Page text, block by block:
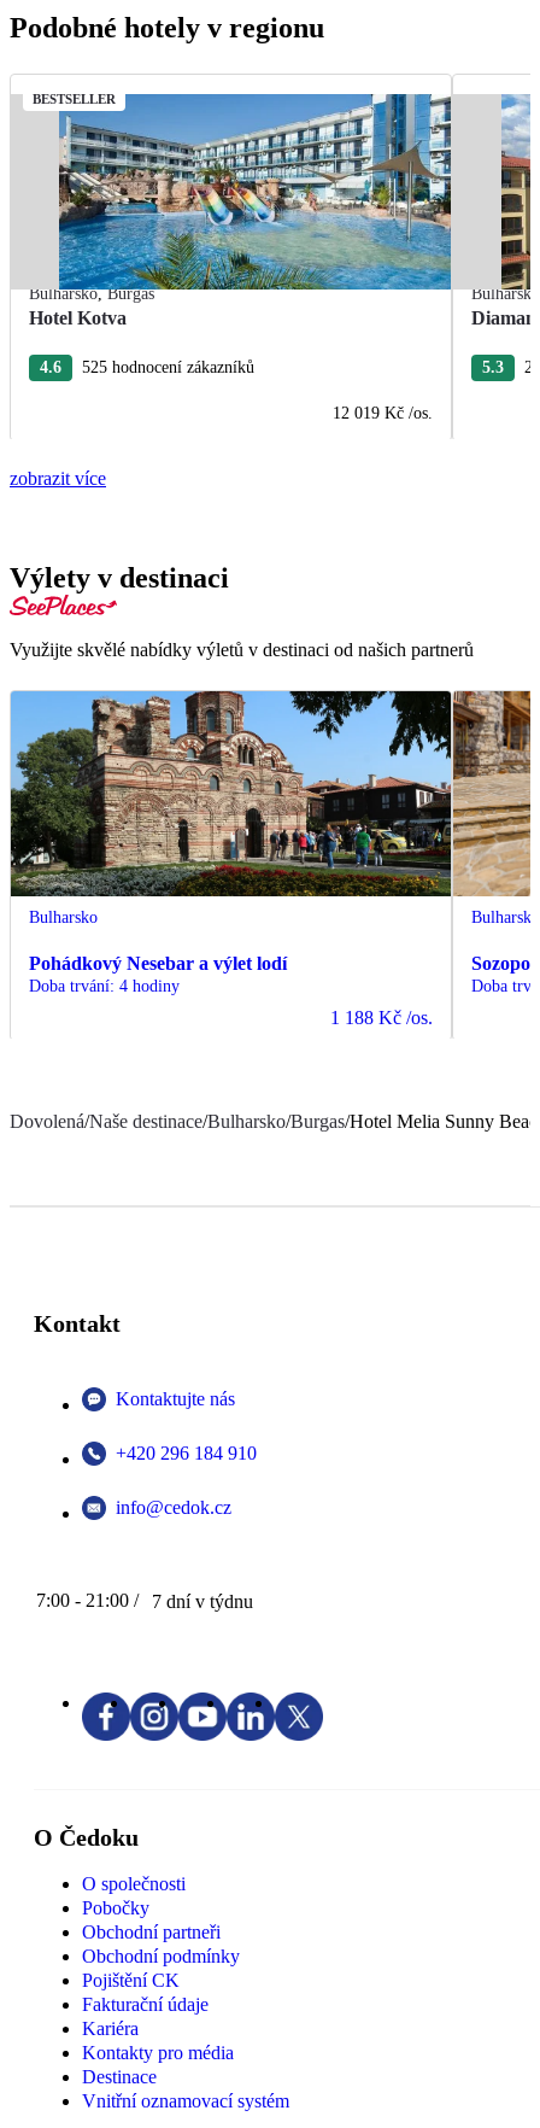
Podobné hotely v regionu
BESTSELLER
Bulharsko,Burgas
Hotel Kotva
4.6 525 hodnocení zákazníků
12 019 Kč /os.
Bulharsko
5.3
zobrazit více
Výlety v destinaci
Využijte skvělé nabídky výletů v destinaci od našich partnerů
Bulharsko
Pohádkový Nesebar a výlet lodí
Doba trvání: 4 hodiny
1 188 Kč /os.
Bulharsko
Doba
Dovolená/Naše destinace/Bulharsko/Burgas/Hotel Melia Sunny
Kontakt
Kontaktujte nás
+420 296 184 910
info@cedok.cz
7:00 - 21:00 / 7 dní v týdnu
O Čedoku
O společnosti
Pobočky
Obchodní partneři
Obchodní podmínky
Pojištění CK
Fakturační údaje
Kariéra
Kontakty pro média
Destinace
Vnitřní oznamovací systém